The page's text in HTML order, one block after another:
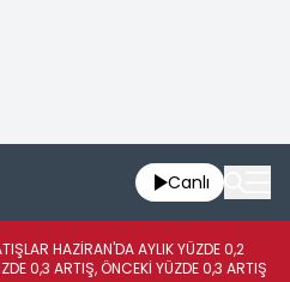
Canlı
HAZİRAN'DA AYLIK YÜZDE 0,2
0,3 ARTIŞ, ÖNCEKİ YÜZDE 0,3 ARTIŞ